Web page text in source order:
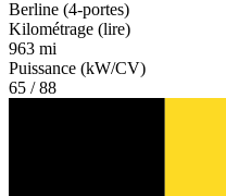
Berline (4-portes)
Kilométrage (lire)
963 mi
Puissance (kW/CV)
65 / 88